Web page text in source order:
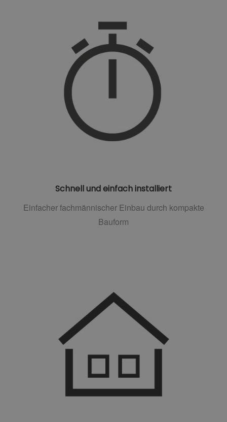
Schnell und einfach installiert
Einfacher fachmännischer Einbau durch kompakte
Bauform